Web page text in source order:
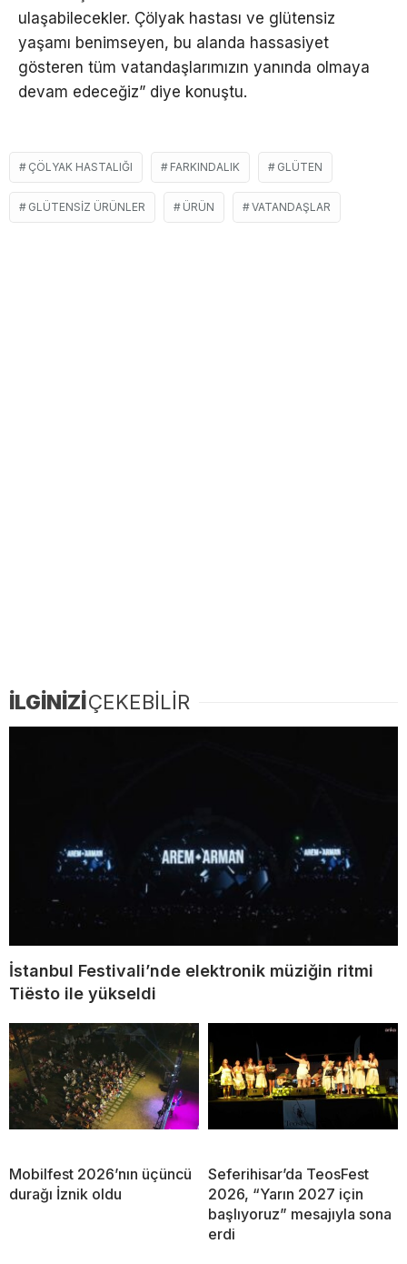
ulaşabilecekler. Çölyak hastası ve glütensiz
yaşamı benimseyen, bu alanda hassasiyet
gösteren tüm vatandaşlarımızın yanında olmaya
devam edeceğiz” diye konuştu.
ÇÖLYAK HASTALIĞI FARKINDALIK GLÜTEN
GLÜTENSIZ ÜRÜNLER ÜRÜN VATANDAŞLAR
İLGİNİZİÇEKEBİLİR
İstanbul Festivali’nde elektronik müziğin ritmi
Tiësto ile yükseldi
Mobilfest 2026’nın üçüncü
durağı İznik oldu
Seferihisar’da TeosFest
2026, “Yarın 2027 için
başlıyoruz” mesajıyla sona
erdi